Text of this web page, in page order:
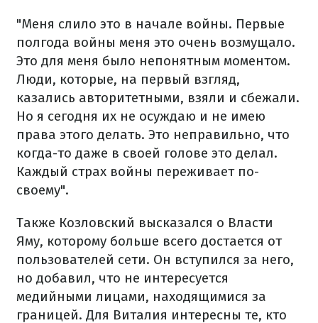
"Меня слило это в начале войны. Первые
полгода войны меня это очень возмущало.
Это для меня было непонятным моментом.
Люди, которые, на первый взгляд,
казались авторитетными, взяли и сбежали.
Но я сегодня их не осуждаю и не имею
права этого делать. Это неправильно, что
когда-то даже в своей голове это делал.
Каждый страх войны переживает по-
своему".
Также Козловский высказался о Власти
Яму, которому больше всего достается от
пользователей сети. Он вступился за него,
но добавил, что не интересуется
медийными лицами, находящимися за
границей. Для Виталия интересны те, кто